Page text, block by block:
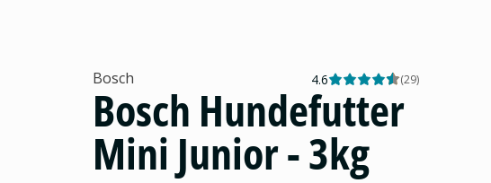
Bosch 4.6 (29)
Bosch Hundefutter
Mini Junior - 3kg